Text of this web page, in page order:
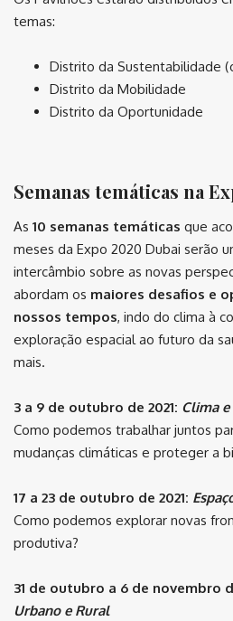
temas:
Distrito da Sustentabilidade
Distrito da Mobilidade
Distrito da Oportunidade
Semanas temáticas na
As 10 semanas temáticas que
meses da Expo 2020 Dubai serão
intercâmbio sobre as novas
abordam os maiores desafios e
nossos tempos, indo do clima à
exploração espacial ao futuro da
mais.
3 a 9 de outubro de 2021: Clima
Como podemos trabalhar juntos
mudanças climáticas e proteger a
17 a 23 de outubro de 2021:
Como podemos explorar novas
produtiva?
31 de outubro a 6 de novembro
Urbano e Rural